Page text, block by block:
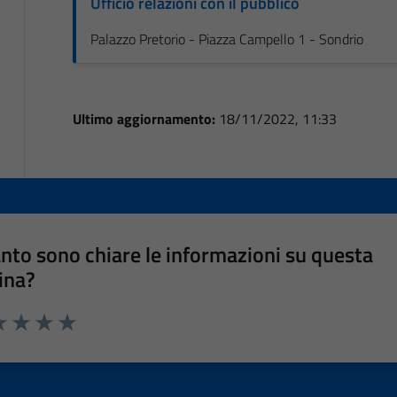
Palazzo Pretorio - Piazza Campello 1 - Sondrio
Ultimo aggiornamento: 18/11/2022, 11:33
sono chiare le informazioni su questa